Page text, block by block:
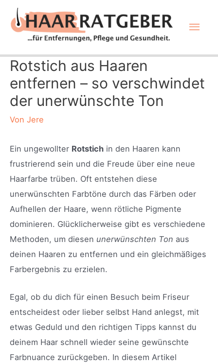
Inhalt
springen
Rotstich aus Haaren
entfernen – so verschwindet
der unerwünschte Ton
Von Jere
Ein ungewollter Rotstich in den Haaren kann
frustrierend sein und die Freude über eine neue
Haarfarbe trüben. Oft entstehen diese
unerwünschten Farbtöne durch das Färben oder
Aufhellen der Haare, wenn rötliche Pigmente
dominieren. Glücklicherweise gibt es verschiedene
Methoden, um diesen unerwünschten Ton aus
deinen Haaren zu entfernen und ein gleichmäßiges
Farbergebnis zu erzielen.
Egal, ob du dich für einen Besuch beim Friseur
entscheidest oder lieber selbst Hand anlegst, mit
etwas Geduld und den richtigen Tipps kannst du
deinem Haar schnell wieder seine gewünschte
Farbnuance zurückgeben. In diesem Artikel